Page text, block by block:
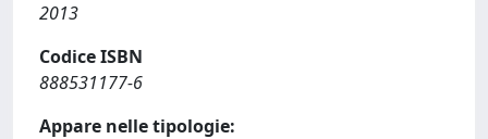
2013
Codice ISBN
888531177-6
Appare nelle tipologie: